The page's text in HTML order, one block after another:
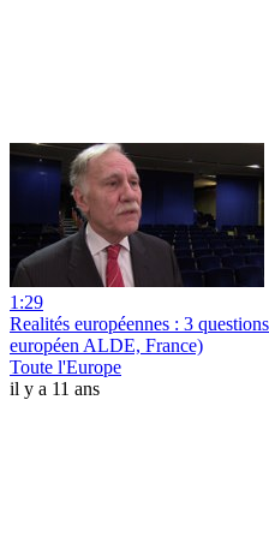
1:29
Realités européennes : 3
européen ALDE, France)
Toute l'Europe
il y a 11 ans